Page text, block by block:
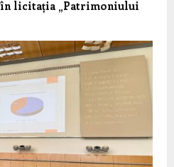
în licitația „Patrimoniului